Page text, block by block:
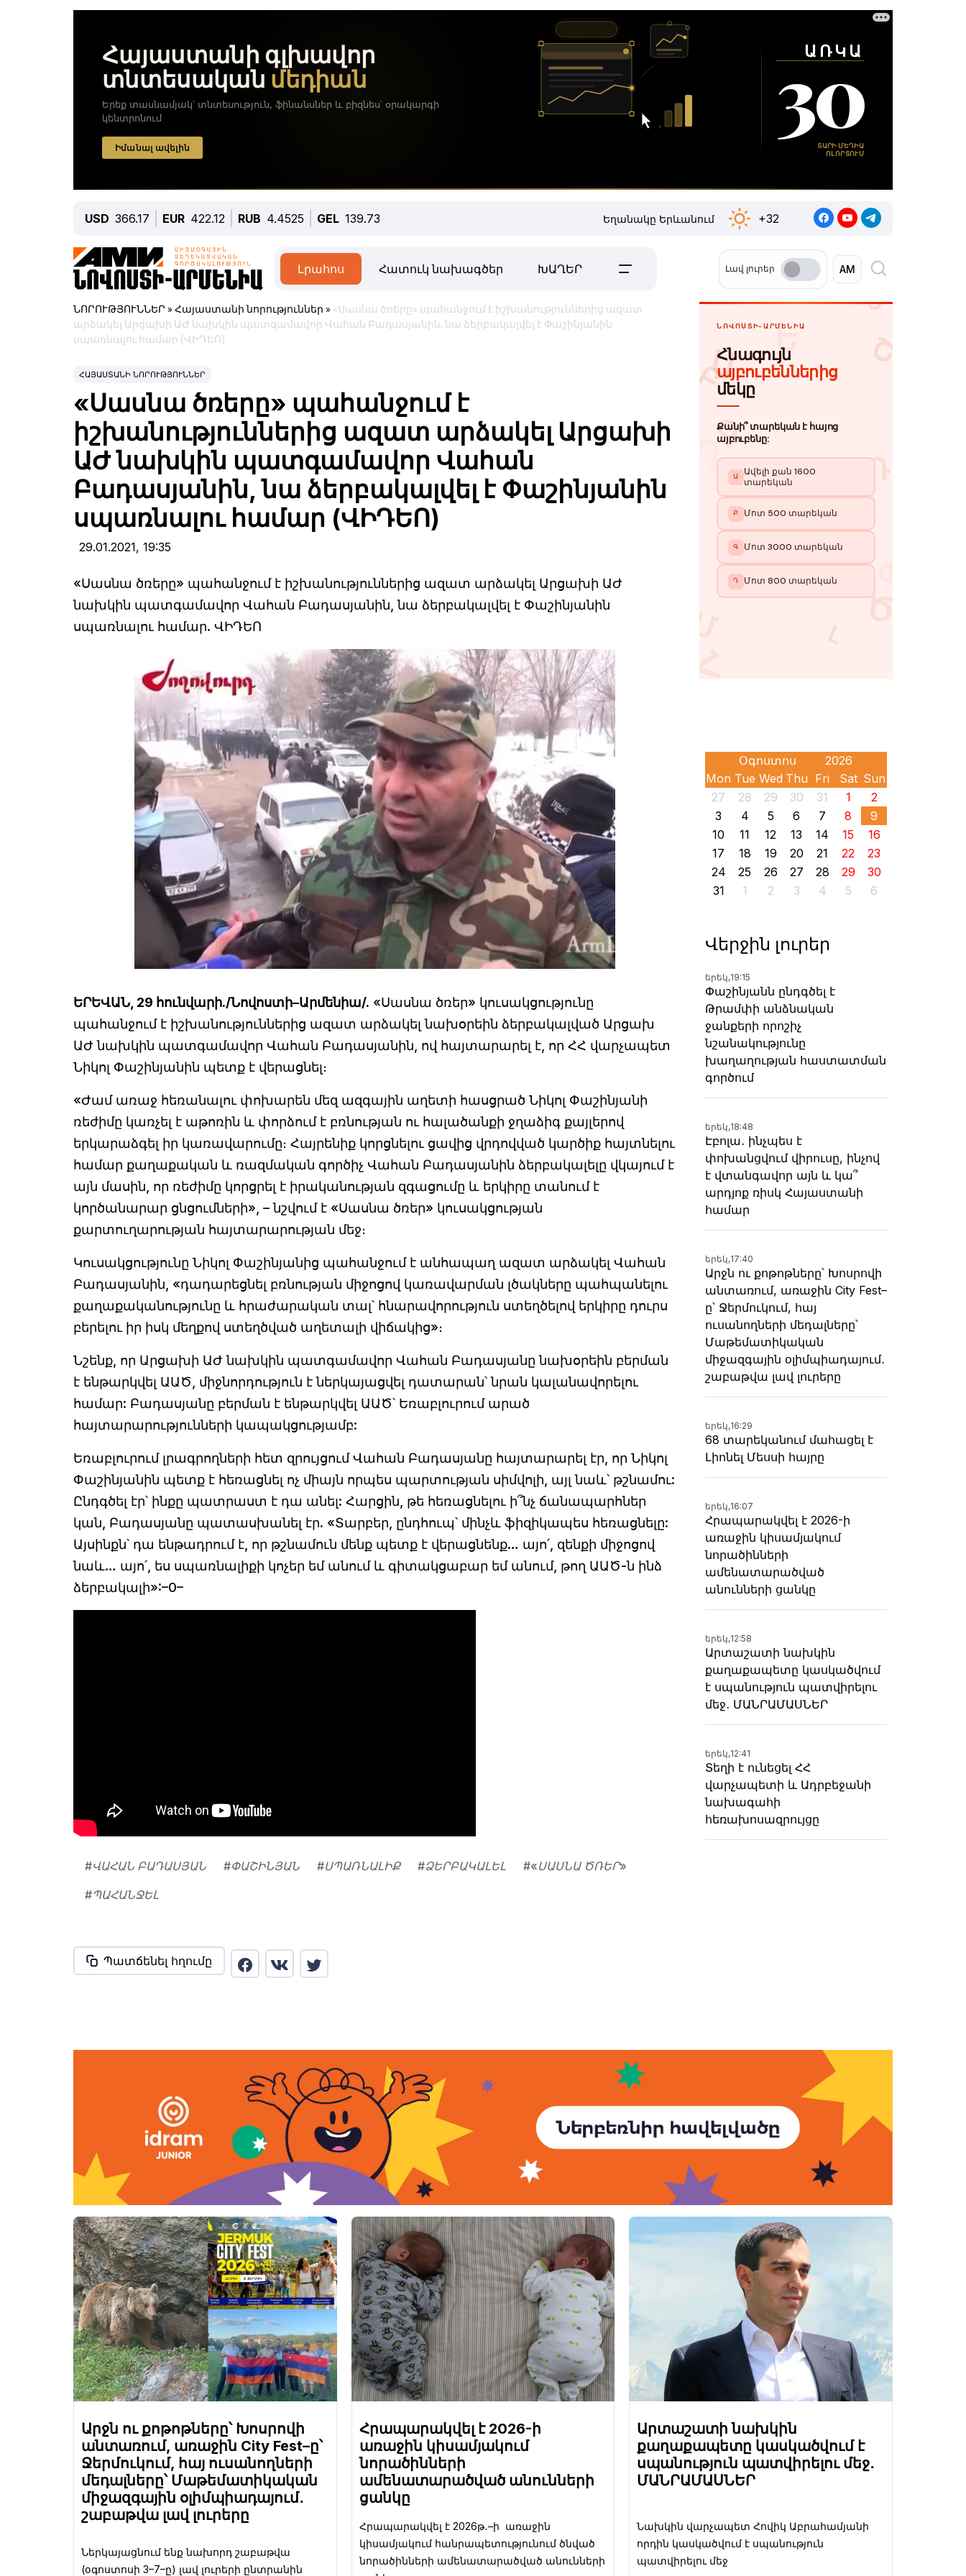
USD 366.17 EUR 422.12 RUB 4.4525 GEL 139.73 Եղանակը Երևանում +32
Լրահոս Հատուկ նախագծեր ԽԱՂԵՐ Լավ լուրեր
ՆՈՐՈՒԹՅՈՒՆՆԵՐ » Հայաստանի նորություններ » «Սասնա ծռերը» պահանջում է իշխանություններից ազատ
արձակել Արցախի ԱԺ նախկին պատգամավոր Վահան Բադասյանին, նա ձերբակալվել է Փաշինյանին
սպառնալու համար (ՎԻԴԵՈ)
ՀԱՅԱՍՏԱՆԻ ՆՈՐՈՒԹՅՈՒՆՆԵՐ
«Սասնա ծռերը» պահանջում է
իշխանություններից ազատ արձակել Արցախի
ԱԺ նախկին պատգամավոր Վահան
Բադասյանին, նա ձերբակալվել է Փաշինյանին
սպառնալու համար (ՎԻԴԵՈ)
29.01.2021, 19:35
«Սասնա ծռերը» պահանջում է իշխանություններից ազատ արձակել Արցախի ԱԺ
նախկին պատգամավոր Վահան Բադասյանին, նա ձերբակալվել է Փաշինյանին
սպառնալու համար. ՎԻԴԵՈ
ԵՐԵՎԱՆ, 29 հունվարի./Նովոստի–Արմենիա/. «Սասնա ծռեր» կուսակցությունը
պահանջում է իշխանություններից ազատ արձակել նախօրեին ձերբակալված Արցախ
ԱԺ նախկին պատգամավոր Վահան Բադասյանին, ով հայտարարել է, որ ՀՀ վարչապետ
Նիկոլ Փաշինյանին պետք է վերացնել։
«Ժամ առաջ հեռանալու փոխարեն մեզ ազգային աղետի հասցրած Նիկոլ Փաշինյանի
ռեժիմը կառչել է աթոռին և փորձում է բռնության ու հալածանքի ջղաձիգ քայլերով
երկարաձգել իր կառավարումը։ Հայրենիք կորցնելու ցավից վրդովված կարծիք հայտնելու
համար քաղաքական և ռազմական գործիչ Վահան Բադասյանին ձերբակալելը վկայում է
այն մասին, որ ռեժիմը կորցրել է իրականության զգացումը և երկիրը տանում է
կործանարար ցնցումների», – նշվում է «Սասնա ծռեր» կուսակցության
քարտուղարության հայտարարության մեջ։
Կուսակցությունը Նիկոլ Փաշինյանից պահանջում է անհապաղ ազատ արձակել Վահան
Բադասյանին, «դադարեցնել բռնության միջոցով կառավարման լծակները պահպանելու
քաղաքականությունը և հրաժարական տալ՝ հնարավորություն ստեղծելով երկիրը դուրս
բերելու իր իսկ մեղքով ստեղծված աղետալի վիճակից»։
Նշենք, որ Արցախի ԱԺ նախկին պատգամավոր Վահան Բադասյանը նախօրեին բերման
է ենթարկվել ԱԱԾ, միջնորդություն է ներկայացվել դատարան՝ նրան կալանավորելու
համար: Բադասյանը բերման է ենթարկվել ԱԱԾ՝ Եռաբլուրում արած
հայտարարությունների կապակցությամբ:
Եռաբլուրում լրագրողների հետ զրույցում Վահան Բադասյանը հայտարարել էր, որ Նիկոլ
Փաշինյանին պետք է հեռացնել ոչ միայն որպես պարտության սիմվոլի, այլ նաև՝ թշնամու:
Ընդգծել էր՝ ինքը պատրաստ է դա անել: Հարցին, թե հեռացնելու ի՞նչ ճանապարհներ
կան, Բադասյանը պատասխանել էր. «Տարբեր, ընդհուպ՝ մինչև ֆիզիկապես հեռացնելը:
Այսինքն՝ դա ենթադրում է, որ թշնամուն մենք պետք է վերացնենք… այո՛, զենքի միջոցով
նաև… այո՛, ես սպառնալիքի կոչեր եմ անում և գիտակցաբար եմ անում, թող ԱԱԾ-ն ինձ
ձերբակալի»:–0–
#ՎԱՀԱՆ ԲԱԴԱՍՅԱՆ #ՓԱՇԻՆՅԱՆ #ՍՊԱՌՆԱԼԻՔ #ՁԵՐԲԱԿԱԼԵԼ #«ՍԱՍՆԱ ԾՌԵՐ»
#ՊԱՀԱՆՋԵԼ
Պատճենել հղումը
Mon Tue Wed Thu Fri Sat Sun
27
28 29 30 31 1
2
3
4 5 6 7 8
9
10
11 12 13 14 15
16
17
18 19 20 21 22
23
24
25 26 27 28 29
30
31
1 2 3 4 5 6
Վերջին լուրեր
երեկ,19:15
Փաշինյանն ընդգծել է
Թրամփի անձնական
ջանքերի որոշիչ
նշանակությունը
խաղաղության հաստատման
գործում
երեկ,18:48
Էբոլա․ ինչպես է
փոխանցվում վիրուսը, ինչով
է վտանգավոր այն և կա՞
արդյոք ռիսկ Հայաստանի
համար
երեկ,17:40
Արջն ու քոթոթները՝ Խոսրովի
անտառում, առաջին City Fest–
ը՝ Ջերմուկում, հայ
ուսանողների մեդալները՝
Մաթեմատիկական
միջազգային օլիմպիադայում․
շաբաթվա լավ լուրերը
երեկ,16:29
68 տարեկանում մահացել է
Լիոնել Մեսսի հայրը
երեկ,16:07
Հրապարակվել է 2026-ի
առաջին կիսամյակում
նորածինների
ամենատարածված
անունների ցանկը
երեկ,12:58
Արտաշատի նախկին
քաղաքապետը կասկածվում
է սպանություն պատվիրելու
մեջ․ ՄԱՆՐԱՄԱՍՆԵՐ
երեկ,12:41
Տեղի է ունեցել ՀՀ
վարչապետի և Ադրբեջանի
նախագահի
հեռախոսազրույցը
Արջն ու քոթոթները՝ Խոսրովի
անտառում, առաջին City Fest–ը՝
Ջերմուկում, հայ ուսանողների
մեդալները՝ Մաթեմատիկական
միջազգային օլիմպիադայում․
շաբաթվա լավ լուրերը
Ներկայացնում ենք նախորդ շաբաթվա
(օգոստոսի 3–7–ը) լավ լուրերի ընտրանին
Հրապարակվել է 2026-ի
առաջին կիսամյակում
նորածինների
ամենատարածված անունների
ցանկը
Հրապարակվել է 2026թ․–ի առաջին
կիսամյակում հանրապետությունում ծնված
նորածինների ամենատարածված անունների
Արտաշատի նախկին
քաղաքապետը կասկածվում է
սպանություն պատվիրելու մեջ․
ՄԱՆՐԱՄԱՍՆԵՐ
Նախկին վարչապետ Հովիկ Աբրահամյանի
որդին կասկածվում է սպանություն
պատվիրելու մեջ